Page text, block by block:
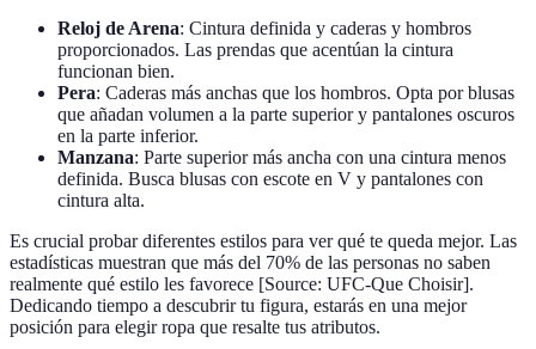
Reloj de Arena: Cintura definida y caderas y hombros
proporcionados. Las prendas que acentúan la cintura
funcionan bien.
Pera: Caderas más anchas que los hombros. Opta por blusas
que añadan volumen a la parte superior y pantalones oscuros
en la parte inferior.
Manzana: Parte superior más ancha con una cintura menos
definida. Busca blusas con escote en V y pantalones con
cintura alta.
Es crucial probar diferentes estilos para ver qué te queda mejor. Las
estadísticas muestran que más del 70% de las personas no saben
realmente qué estilo les favorece [Source: UFC-Que Choisir].
Dedicando tiempo a descubrir tu figura, estarás en una mejor
posición para elegir ropa que resalte tus atributos.